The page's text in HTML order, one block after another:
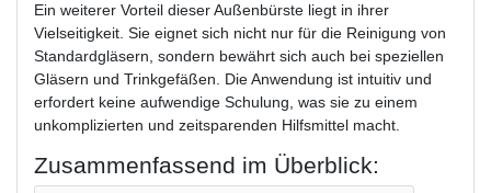
Ein weiterer Vorteil dieser Außenbürste liegt in ihrer
Vielseitigkeit. Sie eignet sich nicht nur für die Reinigung von
Standardgläsern, sondern bewährt sich auch bei speziellen
Gläsern und Trinkgefäßen. Die Anwendung ist intuitiv und
erfordert keine aufwendige Schulung, was sie zu einem
unkomplizierten und zeitsparenden Hilfsmittel macht.
Zusammenfassend im Überblick: